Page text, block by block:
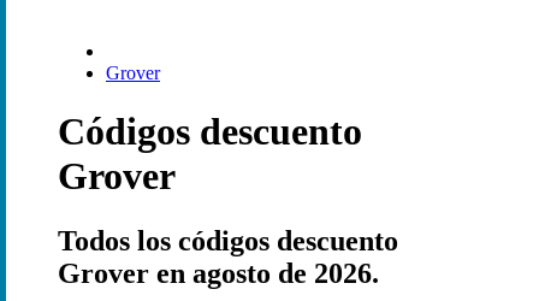
Grover
Códigos descuento
Grover
Todos los códigos descuento
Grover en agosto de 2026.